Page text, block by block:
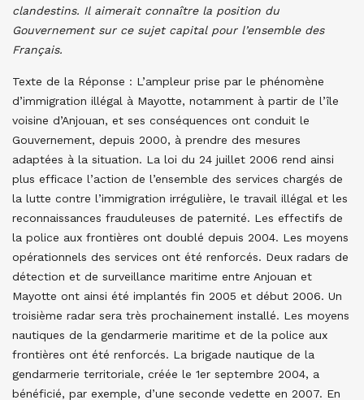
clandestins. Il aimerait connaître la position du
Gouvernement sur ce sujet capital pour l’ensemble des
Français.
Texte de la Réponse : L’ampleur prise par le phénomène
d’immigration illégal à Mayotte, notamment à partir de l’île
voisine d’Anjouan, et ses conséquences ont conduit le
Gouvernement, depuis 2000, à prendre des mesures
adaptées à la situation. La loi du 24 juillet 2006 rend ainsi
plus efficace l’action de l’ensemble des services chargés de
la lutte contre l’immigration irrégulière, le travail illégal et les
reconnaissances frauduleuses de paternité. Les effectifs de
la police aux frontières ont doublé depuis 2004. Les moyens
opérationnels des services ont été renforcés. Deux radars de
détection et de surveillance maritime entre Anjouan et
Mayotte ont ainsi été implantés fin 2005 et début 2006. Un
troisième radar sera très prochainement installé. Les moyens
nautiques de la gendarmerie maritime et de la police aux
frontières ont été renforcés. La brigade nautique de la
gendarmerie territoriale, créée le 1er septembre 2004, a
bénéficié, par exemple, d’une seconde vedette en 2007. En